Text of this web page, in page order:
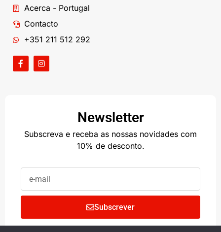
Acerca - Portugal
Contacto
+351 211 512 292
Newsletter
Subscreva e receba as nossas novidades com
10% de desconto.
Subscrever